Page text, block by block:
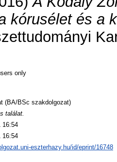
kórusélet és a
only
(BA/BSc szakdolgozat)
találat.
16:54
16:54
eszterhazy.hu/id/eprint/16748